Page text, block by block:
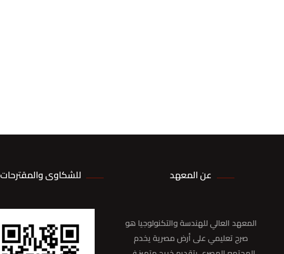
عن المعهد
المعهد العالي للهندسة والتكنولوجيا هو
صرح تعليمي على أرض مصرية يخدم
للشكاوى والمقترحات